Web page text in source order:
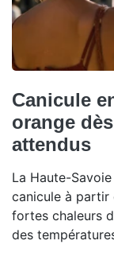
Canicule
orange
attendus
La Haute-
canicule à partir
fortes chaleurs
des